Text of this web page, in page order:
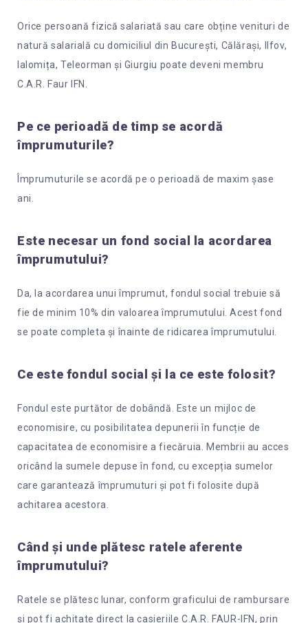
Orice persoană fizică salariată sau care obține venituri de
natură salarială cu domiciliul din București, Călărași, Ilfov,
Ialomița, Teleorman și Giurgiu poate deveni membru
C.A.R. Faur IFN.
Pe ce perioadă de timp se acordă
împrumuturile?
Împrumuturile se acordă pe o perioadă de maxim șase
ani.
Este necesar un fond social la acordarea
împrumutului?
Da, la acordarea unui împrumut, fondul social trebuie să
fie de minim 10% din valoarea împrumutului. Acest fond
se poate completa și înainte de ridicarea împrumutului.
Ce este fondul social și la ce este folosit?
Fondul este purtător de dobândă. Este un mijloc de
economisire, cu posibilitatea depunerii în funcție de
capacitatea de economisire a fiecăruia. Membrii au acces
oricând la sumele depuse în fond, cu excepția sumelor
care garantează împrumuturi și pot fi folosite după
achitarea acestora.
Când și unde plătesc ratele aferente
împrumutului?
Ratele se plătesc lunar, conform graficului de rambursare
și pot fi achitate direct la casieriile C.A.R. FAUR-IFN, prin